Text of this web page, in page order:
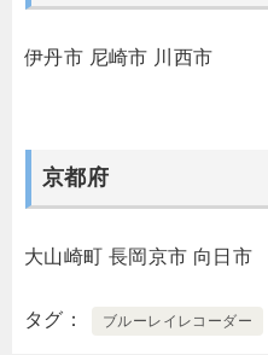
伊丹市 尼崎市 川西市
京都府
大山崎町 長岡京市 向日市
タグ ブルーレイレコーダー